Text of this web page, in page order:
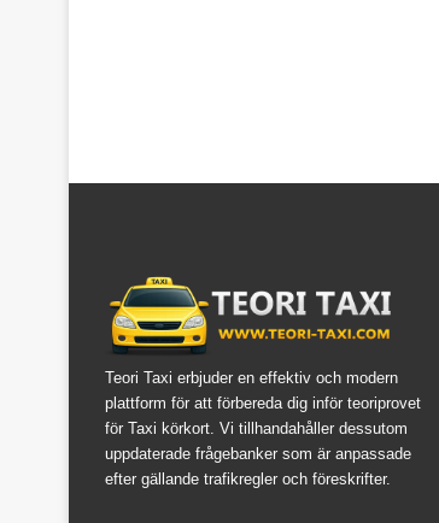
Teori Taxi erbjuder en effektiv och modern
plattform för att förbereda dig inför teoriprovet
för Taxi körkort. Vi tillhandahåller dessutom
uppdaterade frågebanker som är anpassade
efter gällande trafikregler och föreskrifter.